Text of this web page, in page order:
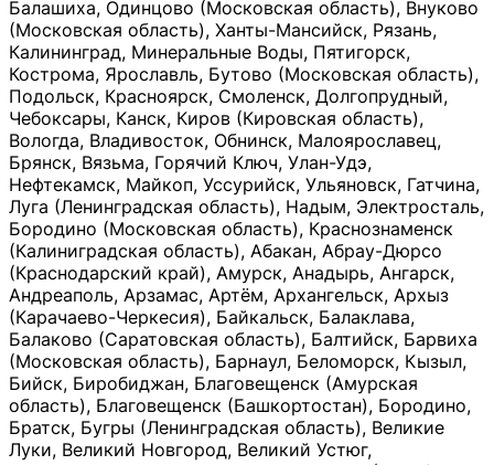
Балашиха, Одинцово (Московская область), Внуково
(Московская область), Ханты-Мансийск, Рязань,
Калининград, Минеральные Воды, Пятигорск,
Кострома, Ярославль, Бутово (Московская область),
Подольск, Красноярск, Смоленск, Долгопрудный,
Чебоксары, Канск, Киров (Кировская область),
Вологда, Владивосток, Обнинск, Малоярославец,
Брянск, Вязьма, Горячий Ключ, Улан-Удэ,
Нефтекамск, Майкоп, Уссурийск, Ульяновск, Гатчина,
Луга (Ленинградская область), Надым, Электросталь,
Бородино (Московская область), Краснознаменск
(Калиниградская область), Абакан, Абрау-Дюрсо
(Краснодарский край), Амурск, Анадырь, Ангарск,
Андреаполь, Арзамас, Артём, Архангельск, Архыз
(Карачаево-Черкесия), Байкальск, Балаклава,
Балаково (Саратовская область), Балтийск, Барвиха
(Московская область), Барнаул, Беломорск, Кызыл,
Бийск, Биробиджан, Благовещенск (Амурская
область), Благовещенск (Башкортостан), Бородино,
Братск, Бугры (Ленинградская область), Великие
Луки, Великий Новгород, Великий Устюг,